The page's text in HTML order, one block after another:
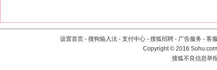
设置首页 - 搜狗输入法 - 支付中心 - 搜狐招聘 - 广告服务 - 客
Copyright©2016
搜狐不良信息举